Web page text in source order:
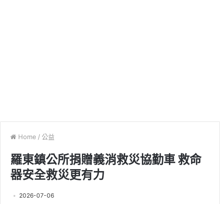
Home / 公益
羅東鎮公所捐贈義消救災協勤車 救命
器安全救災更有力
2026-07-06